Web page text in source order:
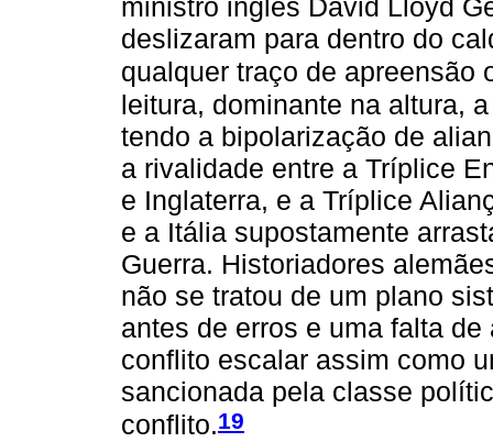
ministro inglês David Lloyd
deslizaram para dentro do
qualquer traço de apreensão
leitura, dominante na altura,
tendo a bipolarização de
a rivalidade entre a Tríplice
e Inglaterra, e a Tríplice
e a Itália supostamente
Guerra. Historiadores
não se tratou de um plano
antes de erros e uma falta
conflito escalar assim como
sancionada pela classe
conflito.19